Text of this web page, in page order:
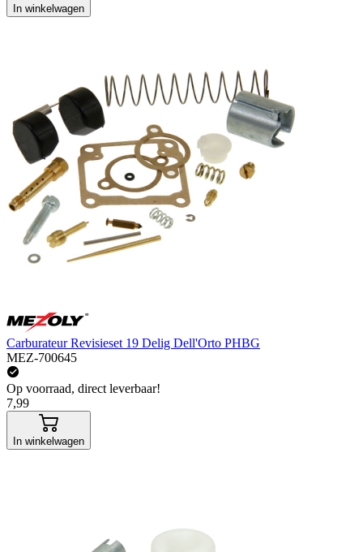
In winkelwagen
Carburateur Revisieset 19 Delig Dell'Orto PHBG
MEZ-700645
Op voorraad, direct leverbaar!
7,99
In winkelwagen